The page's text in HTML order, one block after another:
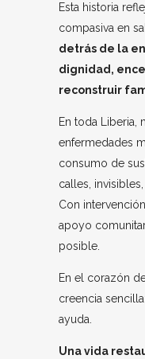
Esta historia
compasiva en
detrás de la
dignidad,
reconstruir
En toda Liberia,
enfermedades
consumo de
calles,
Con
apoyo
posible.
En el corazón
creencia
ayuda.
Una vida